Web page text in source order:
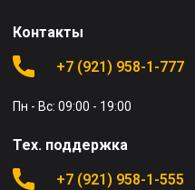
Контакты
+7 (921) 958-1-777
Пн - Вс: 09:00 - 19:00
Тех. поддержка
+7 (921) 958-1-555